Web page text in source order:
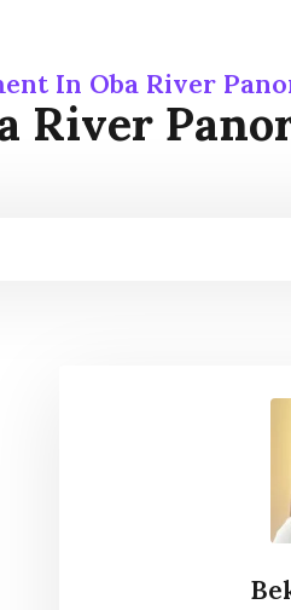
In Oba River
River